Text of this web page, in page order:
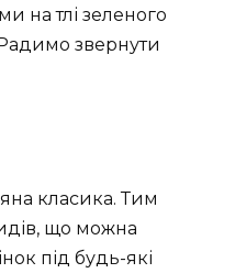
на тлі зеленого
звернути
класика. Тим
що можна
під будь-які